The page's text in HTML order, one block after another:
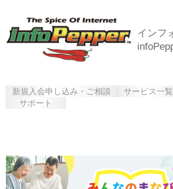
インフ
新規入会申し込み・ご相談 サービス一覧
サポート